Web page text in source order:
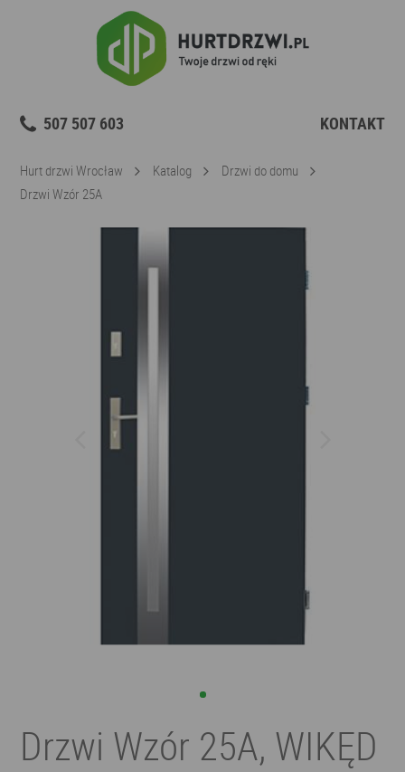
507 507 603 KONTAKT
Hurt drzwi Wrocław Katalog
Drzwi do domu
Drzwi Wzór 25A
Drzwi Wzór 25A, WIKĘD